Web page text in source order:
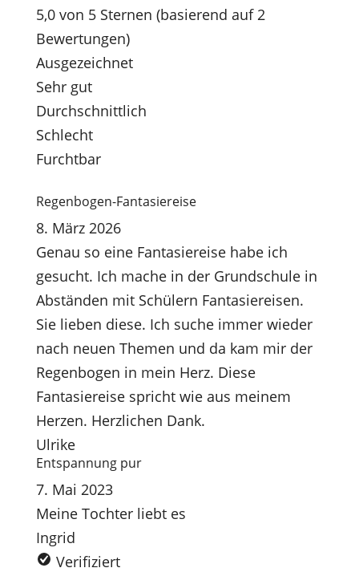
5,0 von 5 Sternen (basierend auf 2
Bewertungen)
Ausgezeichnet
Sehr gut
Durchschnittlich
Schlecht
Furchtbar
Regenbogen-Fantasiereise
8. März 2026
Genau so eine Fantasiereise habe ich
gesucht. Ich mache in der Grundschule in
Abständen mit Schülern Fantasiereisen.
Sie lieben diese. Ich suche immer wieder
nach neuen Themen und da kam mir der
Regenbogen in mein Herz. Diese
Fantasiereise spricht wie aus meinem
Herzen. Herzlichen Dank.
Ulrike
Entspannung pur
7. Mai 2023
Meine Tochter liebt es
Ingrid
Verifiziert